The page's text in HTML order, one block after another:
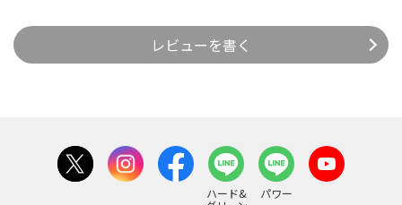
レビューを書く
ハード&
パワー